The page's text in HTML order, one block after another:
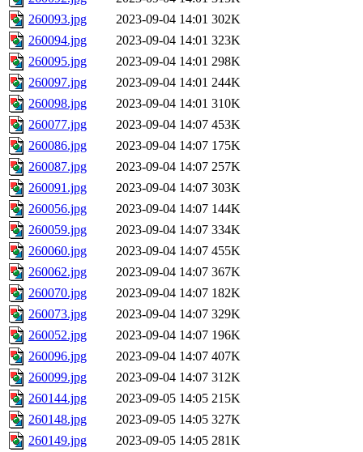
260093.jpg
2023-09-04 14:01 302K
260094.jpg
2023-09-04 14:01 323K
260095.jpg
2023-09-04 14:01 298K
260097.jpg
2023-09-04 14:01 244K
260098.jpg
2023-09-04 14:01 310K
260077.jpg
2023-09-04 14:07 453K
260086.jpg
2023-09-04 14:07 175K
260087.jpg
2023-09-04 14:07 257K
260091.jpg
2023-09-04 14:07 303K
260056.jpg
2023-09-04 14:07 144K
260059.jpg
2023-09-04 14:07 334K
260060.jpg
2023-09-04 14:07 455K
260062.jpg
2023-09-04 14:07 367K
260070.jpg
2023-09-04 14:07 182K
260073.jpg
2023-09-04 14:07 329K
260052.jpg
2023-09-04 14:07 196K
260096.jpg
2023-09-04 14:07 407K
260099.jpg
2023-09-04 14:07 312K
260144.jpg
2023-09-05 14:05 215K
260148.jpg
2023-09-05 14:05 327K
260149.jpg
2023-09-05 14:05 281K